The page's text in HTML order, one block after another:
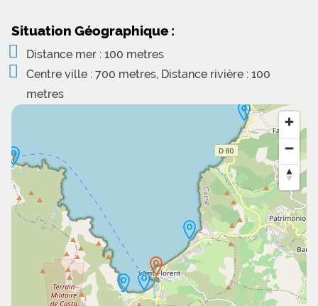
Situation Géographique :
Distance mer : 100 metres
Centre ville : 700 metres, Distance rivière : 100
metres